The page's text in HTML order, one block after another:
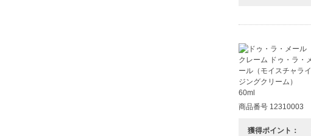
商品番号 12310003
獲得ポイント：